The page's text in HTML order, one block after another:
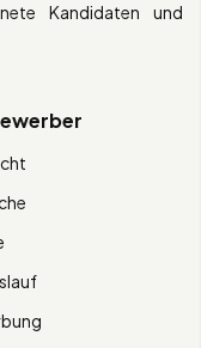
Kandidaten und